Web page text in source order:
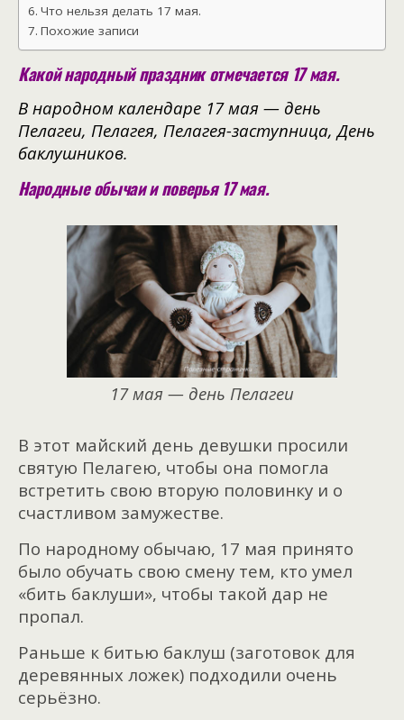
Что нельзя делать 17 мая.
Похожие записи
Какой народный праздник отмечается 17 мая.
В народном календаре 17 мая — день
Пелагеи, Пелагея, Пелагея-заступница, День
баклушников.
Народные обычаи и поверья 17 мая.
17 мая — день Пелагеи
В этот майский день девушки просили
святую Пелагею, чтобы она помогла
встретить свою вторую половинку и о
счастливом замужестве.
По народному обычаю, 17 мая принято
было обучать свою смену тем, кто умел
«бить баклуши», чтобы такой дар не
пропал.
Раньше к битью баклуш (заготовок для
деревянных ложек) подходили очень
серьёзно.